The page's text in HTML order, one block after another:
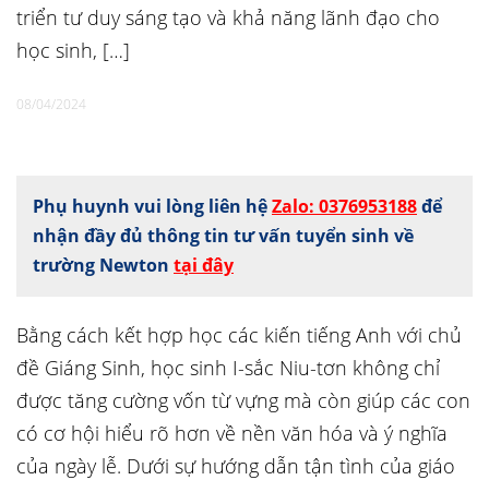
triển tư duy sáng tạo và khả năng lãnh đạo cho
học sinh, […]
08/04/2024
Phụ huynh vui lòng liên hệZalo: 0376953188để
nhận đầy đủ thông tin tư vấn tuyển sinh về
trường Newton tại đây
Bằng cách kết hợp học các kiến tiếng Anh với chủ
đề Giáng Sinh, học sinh I-sắc Niu-tơn không chỉ
được tăng cường vốn từ vựng mà còn giúp các con
có cơ hội hiểu rõ hơn về nền văn hóa và ý nghĩa
của ngày lễ. Dưới sự hướng dẫn tận tình của giáo